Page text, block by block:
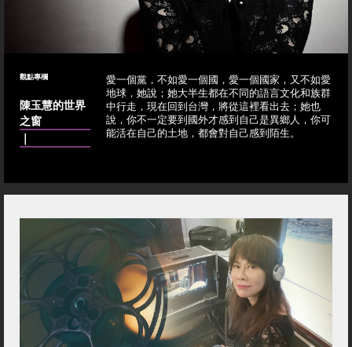
觀點專欄
陳玉慧的世界
之窗
｜
愛一個黨，不如愛一個國，愛一個國家，又不如愛
地球，她說；她大半生都在不同的語言文化和族群
中行走，現在回到台灣，將從這裡看出去；她也
說，你不一定要到國外才感到自己是異鄉人，你可
能活在自己的土地，都會對自己感到陌生。